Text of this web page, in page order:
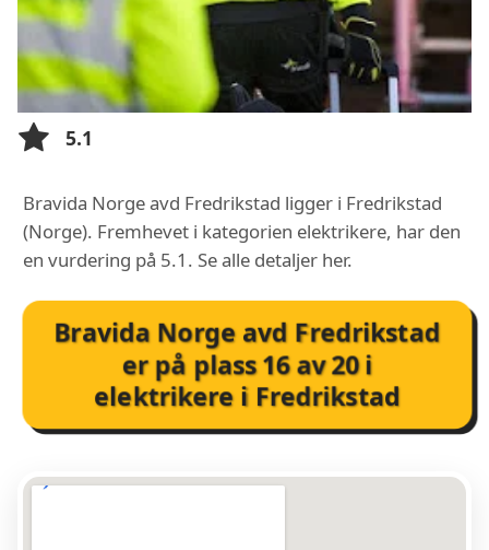
5.1
Bravida Norge avd Fredrikstad ligger i Fredrikstad
(Norge). Fremhevet i kategorien elektrikere, har den
en vurdering på 5.1. Se alle detaljer her.
Bravida Norge avd Fredrikstad
er på plass16av20i
elektrikere i Fredrikstad